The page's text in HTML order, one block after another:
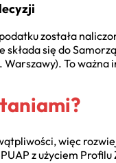
została
składa się do
To
więc
z użyciem